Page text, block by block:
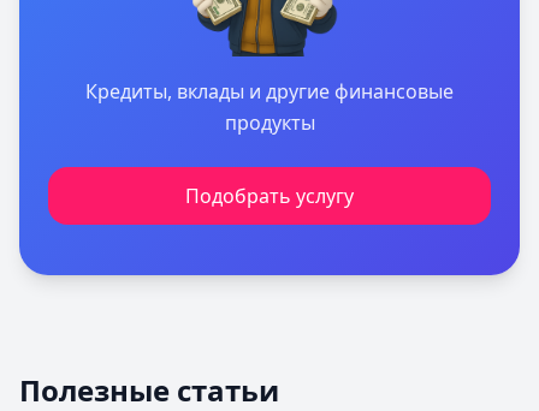
Кредиты, вклады и другие финансовые
продукты
Подобрать услугу
Полезные статьи